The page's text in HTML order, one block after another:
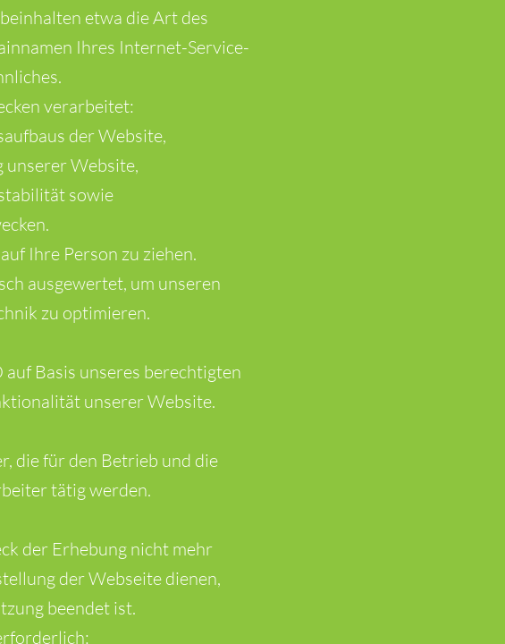
etwa die Art des
Ihres Internet-Service-
verarbeitet:
der Website,
unserer Website,
sowie
Ihre Person zu ziehen.
ausgewertet, um unseren
zu optimieren.
Basis unseres berechtigten
unserer Website.
die für den Betrieb und die
tätig werden.
der Erhebung nicht mehr
der Webseite dienen,
beendet ist.